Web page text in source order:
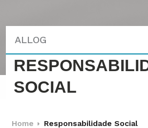
ALLOG
SOCIAL
Home Responsabilidade Social